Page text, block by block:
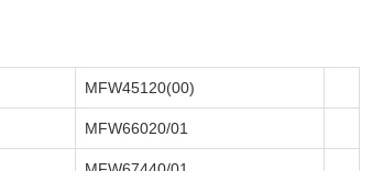
MFW45120(00)
MFW66020/01